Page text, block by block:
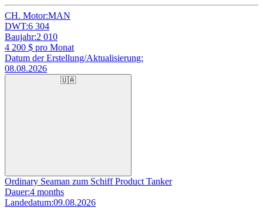
CH. Motor:MAN
DWT:6 304
Baujahr:2 010
4 200 $ pro Monat
Datum der Erstellung/Aktualisierung:
08.08.2026
🇺🇦
Ordinary Seaman zum Schiff Product Tanker
Dauer:4 months
Landedatum:09.08.2026